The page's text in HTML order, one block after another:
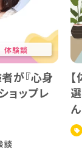
体験談
が『心身
ョップレ
談